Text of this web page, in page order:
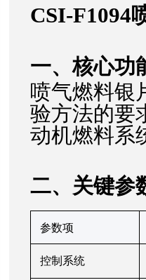
CSI-F1094
一、核心功
喷气燃料银
验方法的要
动机燃料系
‌二、关键参
‌参数项‌
控制系统